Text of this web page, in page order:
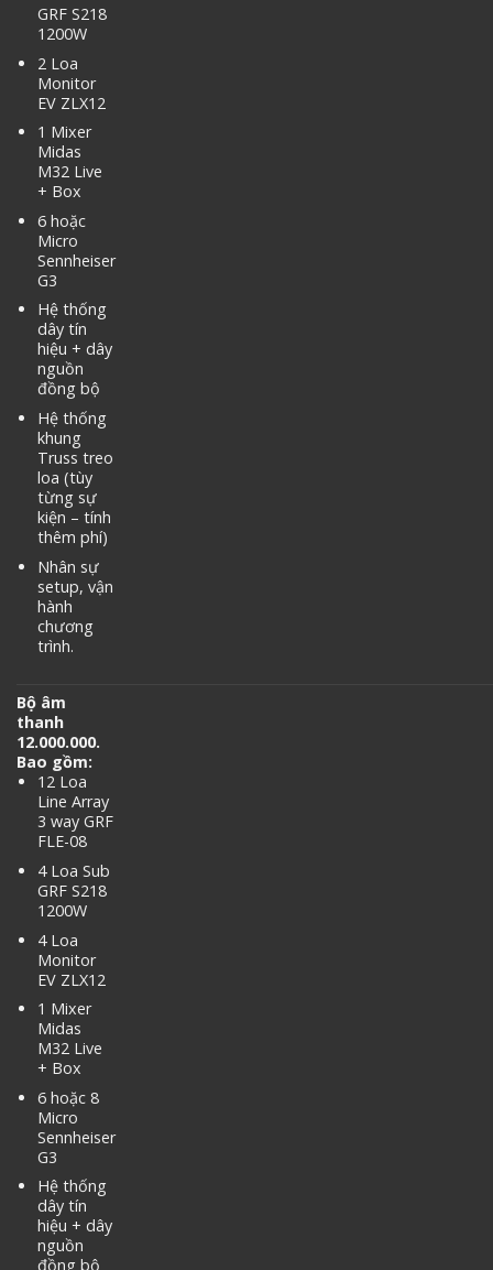
GRF S218
1200W
2 Loa
Monitor
EV ZLX12
1 Mixer
Midas
M32 Live
+ Box
6 hoặc
Micro
Sennheiser
G3
Hệ thống
dây tín
hiệu + dây
nguồn
đồng bộ
Hệ thống
khung
Truss treo
loa (tùy
từng sự
kiện – tính
thêm phí)
Nhân sự
setup, vận
hành
chương
trình.
Bộ âm
thanh
12.000.000.
Bao gồm:
12 Loa
Line Array
3 way GRF
FLE-08
4 Loa Sub
GRF S218
1200W
4 Loa
Monitor
EV ZLX12
1 Mixer
Midas
M32 Live
+ Box
6 hoặc 8
Micro
Sennheiser
G3
Hệ thống
dây tín
hiệu + dây
nguồn
đồng bộ